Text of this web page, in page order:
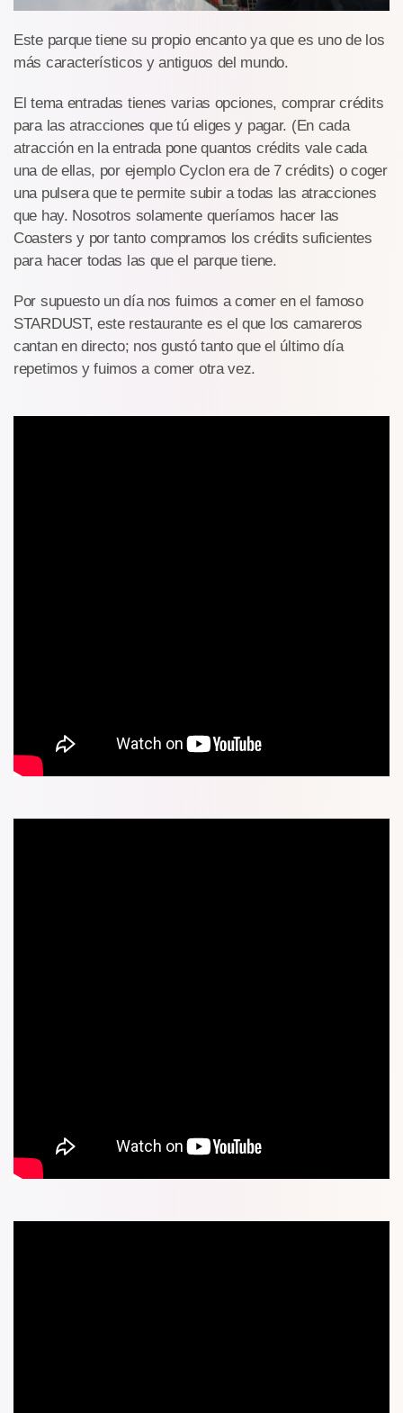
Este parque tiene su propio encanto ya que es uno de los
más característicos y antiguos del mundo.
El tema entradas tienes varias opciones, comprar crédits
para las atracciones que tú eliges y pagar. (En cada
atracción en la entrada pone quantos crédits vale cada
una de ellas, por ejemplo Cyclon era de 7 crédits) o coger
una pulsera que te permite subir a todas las atracciones
que hay. Nosotros solamente queríamos hacer las
Coasters y por tanto compramos los crédits suficientes
para hacer todas las que el parque tiene.
Por supuesto un día nos fuimos a comer en el famoso
STARDUST, este restaurante es el que los camareros
cantan en directo; nos gustó tanto que el último día
repetimos y fuimos a comer otra vez.